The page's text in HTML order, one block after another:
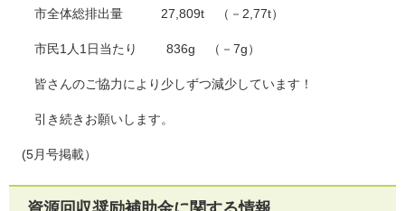
市全体総排出量 27,809t （－2,77t）
市民1人1日当たり 836g （－7g）
皆さんのご協力により少しずつ減少しています！
引き続きお願いします。
(5月号掲載）